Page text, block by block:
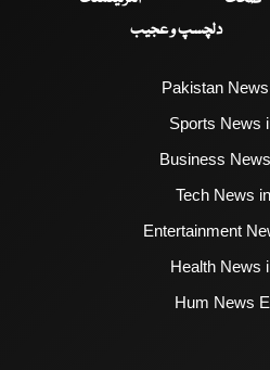
دلچسپ و عجیب
Pakistan
Sports News
Business
Tech News
Entertainment
Health News
Hum News